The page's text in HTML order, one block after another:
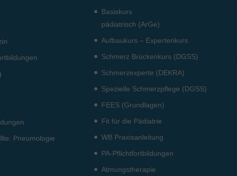
Pneumo­logie
Basiskurs
pädiatrisch (ArGe)
Aufbaukurs – Expertenkurs
Schmerz Brückenkurs (DGSS)
Schmerzexperte (DEKRA)
Spezielle Schmerzpflege (DGSS)
FEES (Grundlagen)
Fit für die Pädiatrie
WB Praxisanleitung
PA-Pflichtfortbildungen
Atmungstherapie